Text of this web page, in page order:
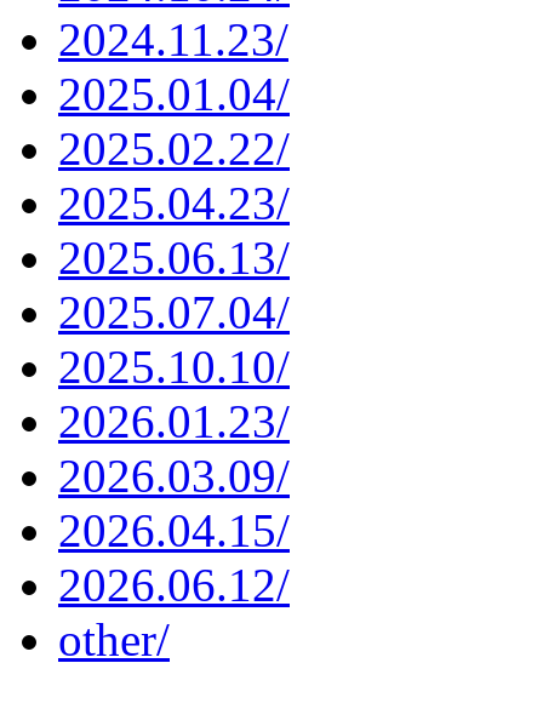
2024.11.23/
2025.01.04/
2025.02.22/
2025.04.23/
2025.06.13/
2025.07.04/
2025.10.10/
2026.01.23/
2026.03.09/
2026.04.15/
2026.06.12/
other/